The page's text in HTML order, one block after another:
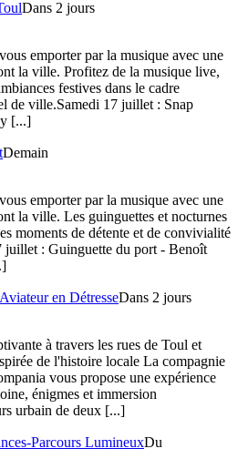
Dans 2 jours
emporter par la musique avec une
la ville. Profitez de la musique live,
festives dans le cadre
de ville.Samedi 17 juillet : Snap
[...]
Demain
emporter par la musique avec une
la ville. Les guinguettes et nocturnes
moments de détente et de convivialité
juillet : Guinguette du port - Benoît
en DétresseDans 2 jours
à travers les rues de Toul et
de l'histoire locale La compagnie
vous propose une expérience
énigmes et immersion
urbain de deux [...]
Parcours LumineuxDu